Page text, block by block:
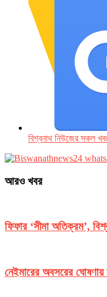
বিশ্বনাথ নিউজের সকল
আরও খবর
ফিফার ‘সীমা অতিক্রম’,
নেইমারের অবসরের